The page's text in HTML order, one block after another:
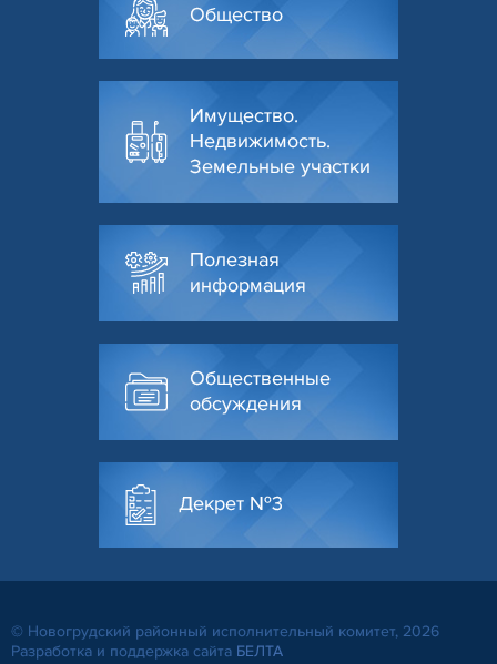
Общество
Имущество.
Недвижимость.
Земельные участки
Полезная
информация
Общественные
обсуждения
Декрет №3
© Новогрудский районный исполнительный комитет, 2026
Разработка и поддержка сайта БЕЛТА